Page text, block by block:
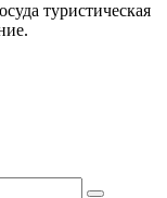
туристическая